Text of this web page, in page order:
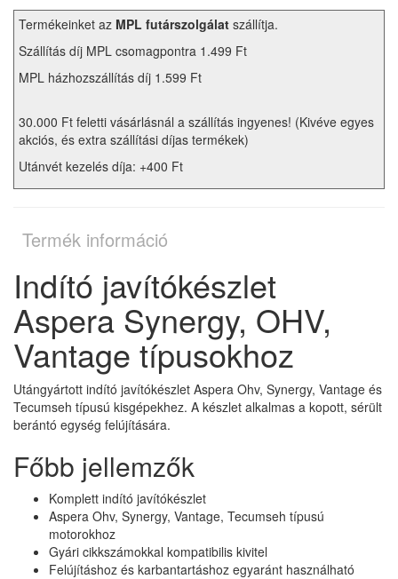
Termékeinket az MPL futárszolgálat szállítja.
Szállítás díj MPL csomagpontra 1.499 Ft
MPL házhozszállítás díj 1.599 Ft
30.000 Ft feletti vásárlásnál a szállítás ingyenes! (Kivéve egyes
akciós, és extra szállítási díjas termékek)
Utánvét kezelés díja: +400 Ft
Termék információ
Indító javítókészlet
Aspera Synergy, OHV,
Vantage típusokhoz
Utángyártott indító javítókészlet Aspera Ohv, Synergy, Vantage és
Tecumseh típusú kisgépekhez. A készlet alkalmas a kopott, sérült
berántó egység felújítására.
Főbb jellemzők
Komplett indító javítókészlet
Aspera Ohv, Synergy, Vantage, Tecumseh típusú
motorokhoz
Gyári cikkszámokkal kompatibilis kivitel
Felújításhoz és karbantartáshoz egyaránt használható